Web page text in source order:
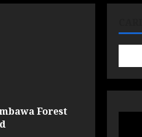
Forest